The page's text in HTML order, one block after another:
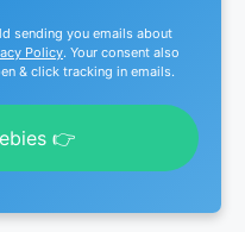
sending you emails about
Policy. Your consent also
& click tracking in emails.
👉